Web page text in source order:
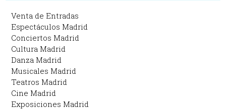
Venta de Entradas
Espectáculos Madrid
Conciertos Madrid
Cultura Madrid
Danza Madrid
Musicales Madrid
Teatros Madrid
Cine Madrid
Exposiciones Madrid